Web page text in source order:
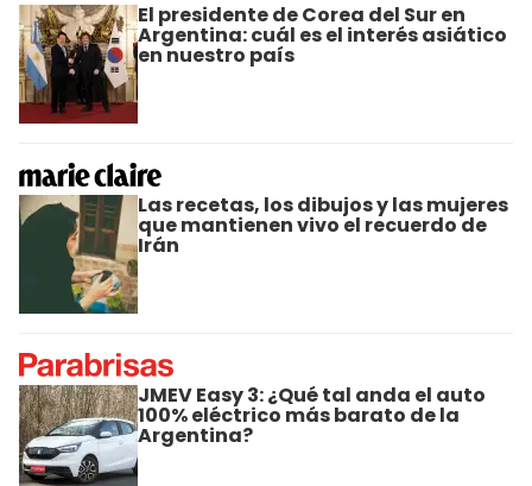
El presidente de Corea del Sur en
Argentina: cuál es el interés asiático
en nuestro país
Las recetas, los dibujos y las mujeres
que mantienen vivo el recuerdo de
Irán
JMEV Easy 3: ¿Qué tal anda el auto
100% eléctrico más barato de la
Argentina?